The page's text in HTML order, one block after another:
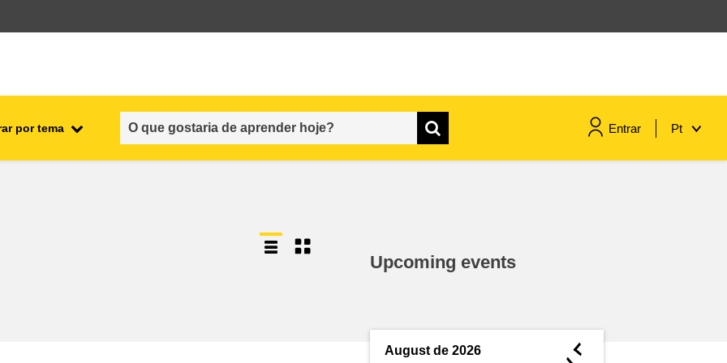
por tema Entrar Pt
conhecimento
Upcoming events
August de 2026 ◄